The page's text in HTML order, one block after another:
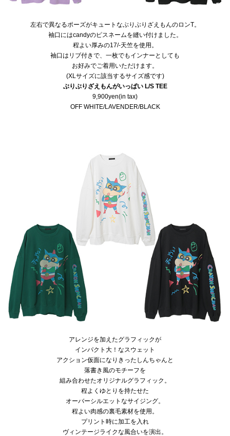
左右で異なるポーズがキュートなぶりぶりざえもんのロンT。
袖口にはcandyのピスネームを縫い付けました。
程よい厚みの17/-天竺を使用。
袖口はリブ付きで、一枚でもインナーとしても
お好みでご着用いただけます。
(XLサイズに該当するサイズ感です)
ぶりぶりざえもんがいっぱい L/S TEE
9,900yen(in tax)
OFF WHITE/LAVENDER/BLACK
アレンジを加えたグラフィックが
インパクト大！なスウェット
アクション仮面になりきったしんちゃんと
落書き風のモチーフを
組み合わせたオリジナルグラフィック。
程よくゆとりを持たせた
オーバーシルエットなサイジング。
程よい肉感の裏毛素材を使用。
プリント時に加工を入れ
ヴィンテージライクな風合いを演出。